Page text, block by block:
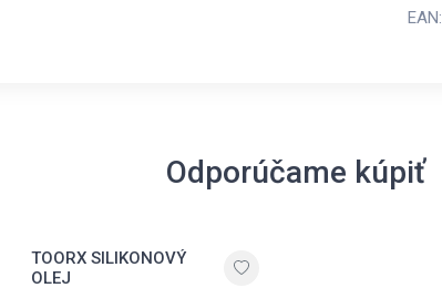
EAN:
Odporúčame kúpiť
TOORX SILIKONOVÝ
OLEJ